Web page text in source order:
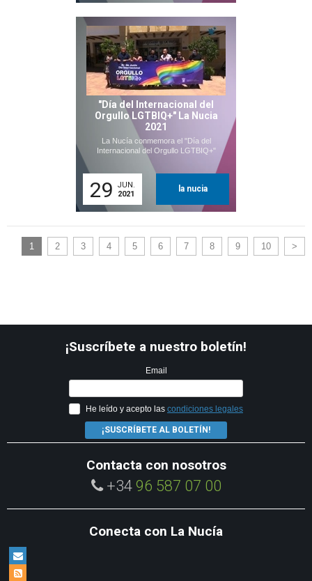
"Día del Internacional del
Orgullo LGTBIQ+" La Nucia
2021
La Nucía conmemora el "Día del
Internacional del Orgullo LGTBIQ+"
29
JUN.
2021
la nucia
1 2 3 4 5 6 7 8 9 10 >
¡Suscríbete a nuestro boletín!
Email
He leído y acepto las condiciones legales
¡SUSCRÍBETE AL BOLETÍN!
Contacta con nosotros
+34 96 587 07 00
Conecta con La Nucía